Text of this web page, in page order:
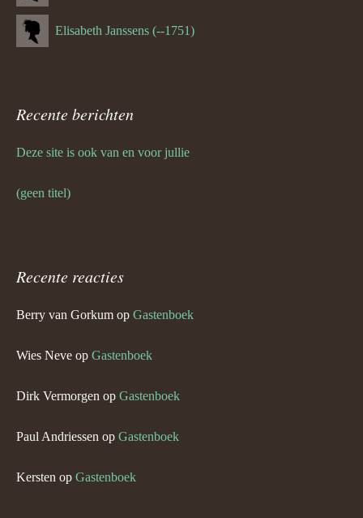
Elisabeth Janssens (--1751)
Recente berichten
Deze site is ook van en voor jullie
(geen titel)
Recente reacties
Berry van Gorkum op Gastenboek
Wies Neve op Gastenboek
Dirk Vermorgen op Gastenboek
Paul Andriessen op Gastenboek
Kersten op Gastenboek